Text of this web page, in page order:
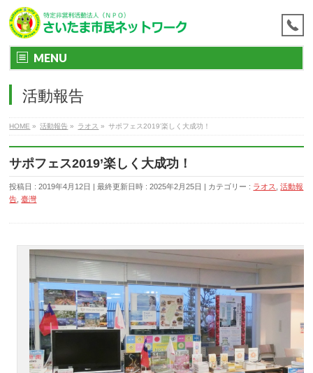
MENU
活動報告
HOME » 活動報告 » ラオス » サポフェス2019’楽しく大成功！
サポフェス2019’楽しく大成功！
投稿日 : 2019年4月12日 最終更新日時 : 2025年2月25日 カテゴリー : ラオス ,活動報
告 ,臺灣